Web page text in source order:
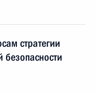
стратегии
безопасности